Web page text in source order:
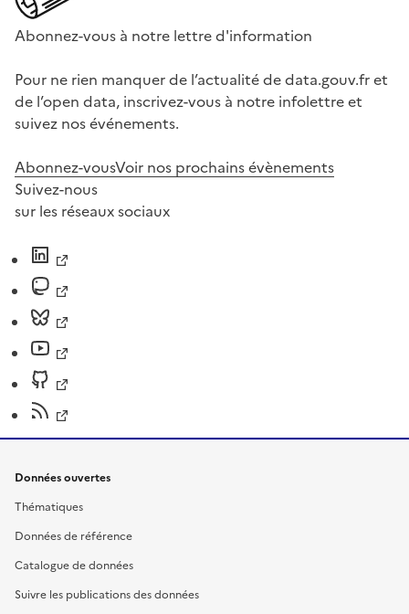
Abonnez-vous à notre lettre d'information
Pour ne rien manquer de l’actualité de data.gouv.fr et
de l’open data, inscrivez-vous à notre infolettre et
suivez nos événements.
Abonnez-vousVoir nos prochains évènements
Suivez-nous
sur les réseaux sociaux
Données ouvertes
Thématiques
Données de référence
Catalogue de données
Suivre les publications des données